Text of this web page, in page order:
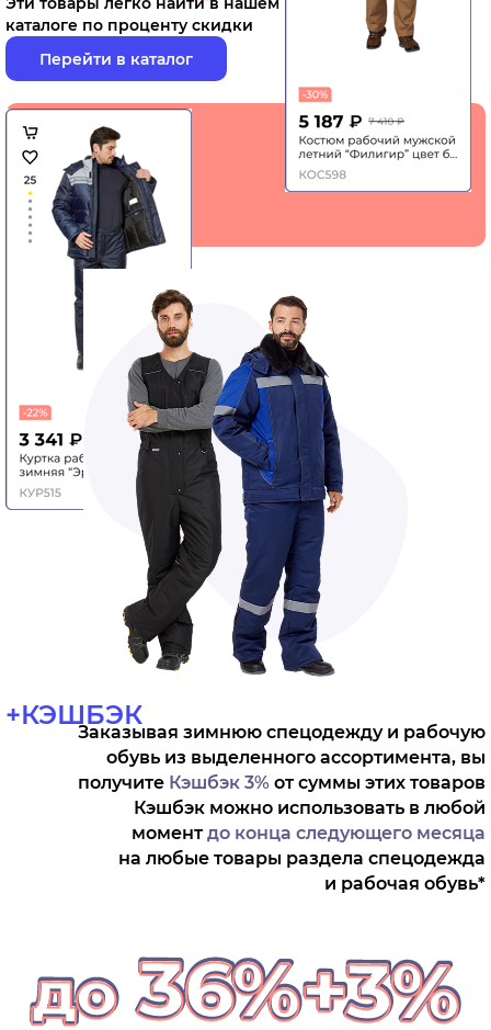
каталоге по проценту скидки
Перейти в каталог
Вы можете
приобрести
больше товара
за меньшие
деньги!
+КЭШБЭК
Заказывая зимнюю спецодеждуи рабочую
обувь из выделенного ассортимента, вы
получите Кэшбэк 3%от суммы этих товаров
Кэшбэк можно использовать в любой
моментдо конца следующего месяца
на любые товары раздела спецодежда
и рабочая обувь*